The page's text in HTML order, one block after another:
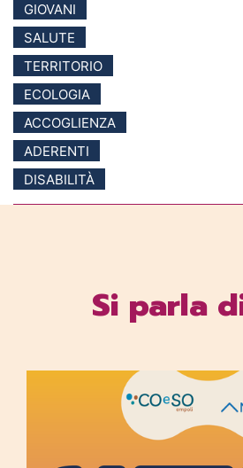
GIOVANI
SALUTE
TERRITORIO
ECOLOGIA
ACCOGLIENZA
ADERENTI
DISABILITÀ
Si parla